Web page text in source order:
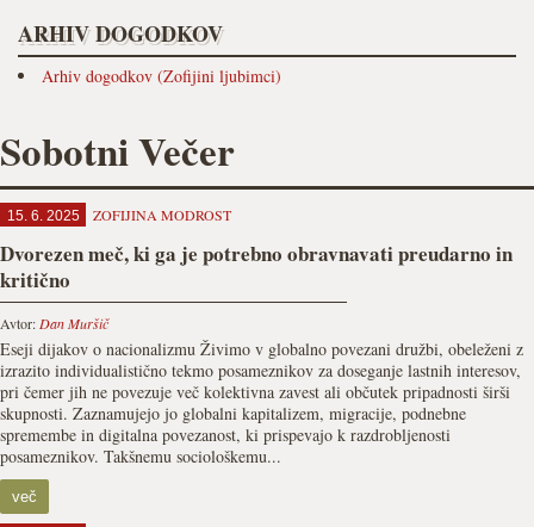
ARHIV DOGODKOV
Arhiv dogodkov (Zofijini ljubimci)
Sobotni Večer
15. 6. 2025 ZOFIJINA MODROST
Dvorezen meč, ki ga je potrebno obravnavati preudarno in
kritično
Avtor: Dan Muršič
Eseji dijakov o nacionalizmu Živimo v globalno povezani družbi, obeleženi z
izrazito individualistično tekmo posameznikov za doseganje lastnih interesov,
pri čemer jih ne povezuje več kolektivna zavest ali občutek pripadnosti širši
skupnosti. Zaznamujejo jo globalni kapitalizem, migracije, podnebne
spremembe in digitalna povezanost, ki prispevajo k razdrobljenosti
posameznikov. Takšnemu sociološkemu...
več